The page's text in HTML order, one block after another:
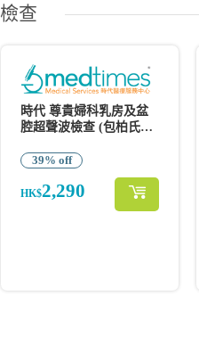
查
時代 尊貴婦科乳房及盆
腔超聲波檢查 (包柏氏抹
39% off
HK$2,290